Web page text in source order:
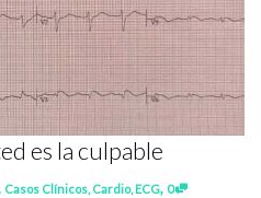
es la culpable
Casos Clínicos, Cardio, ECG, 0